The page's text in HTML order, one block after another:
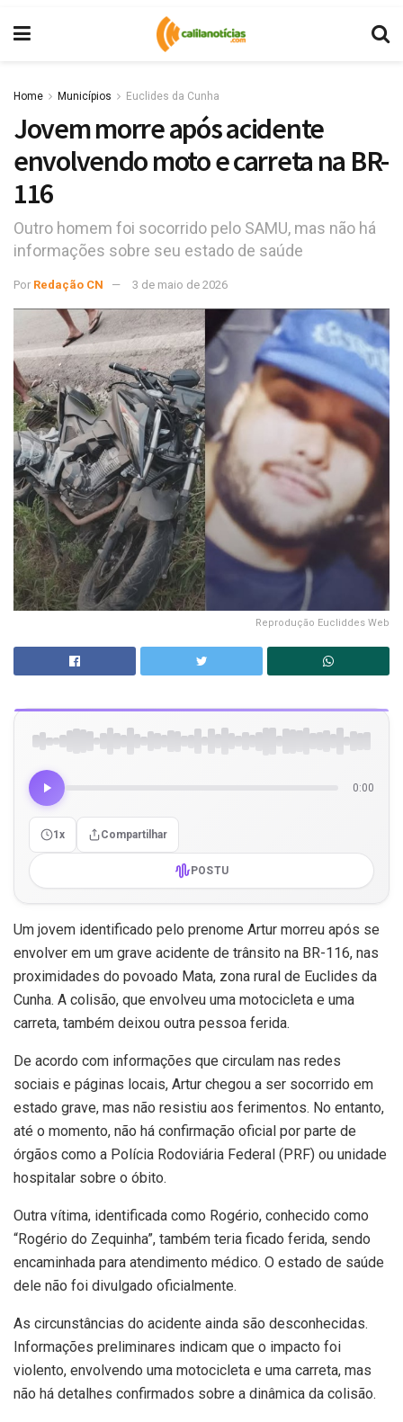
Home Municípios Euclides da Cunha
Jovem morre após acidente
envolvendo moto e carreta na BR-
116
Outro homem foi socorrido pelo SAMU, mas não há
informações sobre seu estado de saúde
Por Redação CN 3 de maio de 2026
Reprodução Eucliddes Web
0:00
1x Compartilhar
POSTU
Um jovem identificado pelo prenome Artur morreu após se
envolver em um grave acidente de trânsito na BR-116, nas
proximidades do povoado Mata, zona rural de Euclides da
Cunha. A colisão, que envolveu uma motocicleta e uma
carreta, também deixou outra pessoa ferida.
De acordo com informações que circulam nas redes
sociais e páginas locais, Artur chegou a ser socorrido em
estado grave, mas não resistiu aos ferimentos. No entanto,
até o momento, não há confirmação oficial por parte de
órgãos como a Polícia Rodoviária Federal (PRF) ou unidade
hospitalar sobre o óbito.
Outra vítima, identificada como Rogério, conhecido como
“Rogério do Zequinha”, também teria ficado ferida, sendo
encaminhada para atendimento médico. O estado de saúde
dele não foi divulgado oficialmente.
As circunstâncias do acidente ainda são desconhecidas.
Informações preliminares indicam que o impacto foi
violento, envolvendo uma motocicleta e uma carreta, mas
não há detalhes confirmados sobre a dinâmica da colisão.